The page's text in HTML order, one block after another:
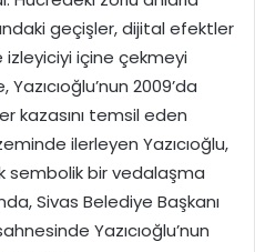
geçişler, dijital efektler
içine çekmeyi
2009’da
kazasını temsil eden
ilerleyen Yazıcıoğlu,
sembolik bir vedalaşma
Sivas Belediye Başkanı
Yazıcıoğlu’nun